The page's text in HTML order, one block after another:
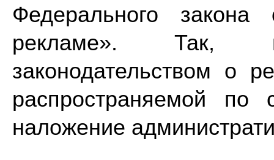
Федерального
рекламе». Так,
законодательством о
распространяемой по
наложение